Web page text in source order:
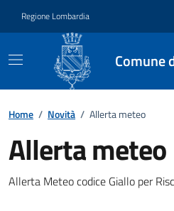
Regione Lombardia
Comune
Home / Novità / Allerta meteo
Allerta meteo
Dettagli della
Allerta Meteo codice Giallo per